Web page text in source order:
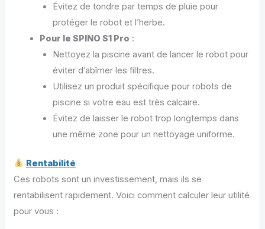
Évitez de tondre par temps de pluie pour
protéger le robot et l’herbe.
Pour le SPINO S1 Pro :
Nettoyez la piscine avant de lancer le robot pour
éviter d’abîmer les filtres.
Utilisez un produit spécifique pour robots de
piscine si votre eau est très calcaire.
Évitez de laisser le robot trop longtemps dans
une même zone pour un nettoyage uniforme.
Rentabilité
Ces robots sont un investissement, mais ils se
rentabilisent rapidement. Voici comment calculer leur utilité
pour vous :